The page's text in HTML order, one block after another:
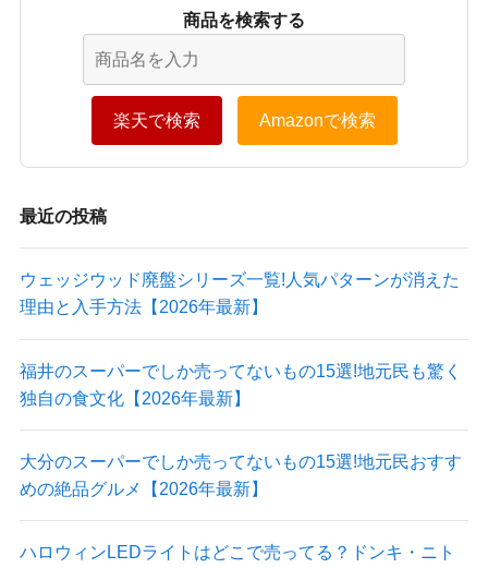
商品を検索する
楽天で検索 Amazonで検索
最近の投稿
ウェッジウッド廃盤シリーズ一覧!人気パターンが消えた
理由と入手方法【2026年最新】
福井のスーパーでしか売ってないもの15選!地元民も驚く
独自の食文化【2026年最新】
大分のスーパーでしか売ってないもの15選!地元民おすす
めの絶品グルメ【2026年最新】
ハロウィンLEDライトはどこで売ってる？ドンキ・ニト